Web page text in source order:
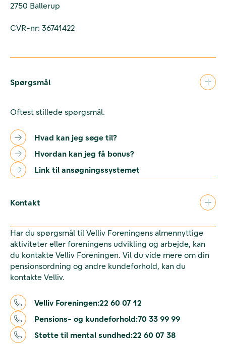
2750 Ballerup
CVR-nr: 36741422
Spørgsmål
Oftest stillede spørgsmål.
Hvad kan jeg søge til?
Hvordan kan jeg få bonus?
Link til ansøgningssystemet
Kontakt
Har du spørgsmål til Velliv Foreningens almennyttige
aktiviteter eller foreningens udvikling og arbejde, kan
du kontakte Velliv Foreningen. Vil du vide mere om din
pensionsordning og andre kundeforhold, kan du
kontakte Velliv.
Velliv Foreningen:22 60 07 12
Pensions- og kundeforhold:70 33 99 99
Støtte til mental sundhed:22 60 07 38